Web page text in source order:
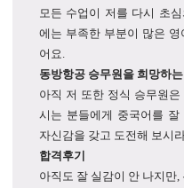
모든 수업이 저를 다시 초
에는 부족한 부분이 많은
어요.
동방항공 승무원을 희망하
아직 저 또한 정식 승무원
시는 분들에게 중국어를
자신감을 갖고 도전해 보시
합격후기
아직도 잘 실감이 안 나지만,